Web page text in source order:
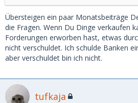
Übersteigen ein paar Monatsbeiträge
die Fragen. Wenn Du Dinge verkaufen
Forderungen erworben hast, etwas
nicht verschuldet. Ich schulde Banken
aber verschuldet bin ich nicht.
tufkaja